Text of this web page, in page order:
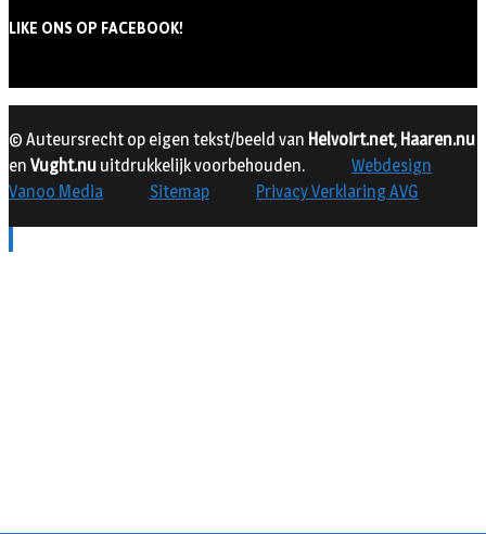
LIKE ONS OP FACEBOOK!
© Auteursrecht op eigen tekst/beeld van Helvoirt.net, Haaren.nu
en Vught.nu uitdrukkelijk voorbehouden.
Webdesign
Vanoo Media
Sitemap Privacy Verklaring AVG